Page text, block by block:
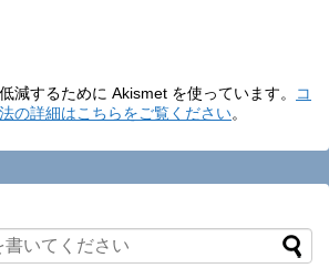
減するために Akismet を使っています。
コ
の詳細はこちらをご覧ください。